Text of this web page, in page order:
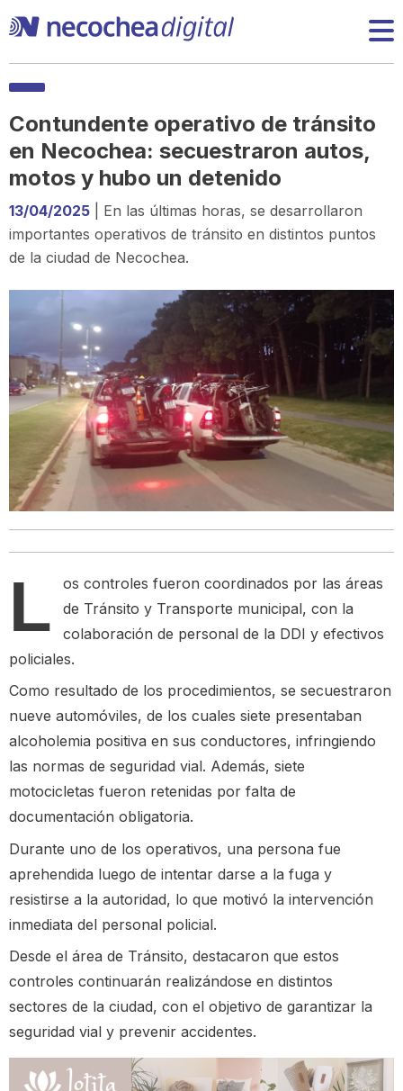
Contundente operativo de tránsito
en Necochea: secuestraron autos,
motos y hubo un detenido
13/04/2025 | En las últimas horas, se desarrollaron
importantes operativos de tránsito en distintos puntos
de la ciudad de Necochea.
L
os controles fueron coordinados por las áreas
de Tránsito y Transporte municipal, con la
colaboración de personal de la DDI y efectivos
policiales.
Como resultado de los procedimientos, se secuestraron
nueve automóviles, de los cuales siete presentaban
alcoholemia positiva en sus conductores, infringiendo
las normas de seguridad vial. Además, siete
motocicletas fueron retenidas por falta de
documentación obligatoria.
Durante uno de los operativos, una persona fue
aprehendida luego de intentar darse a la fuga y
resistirse a la autoridad, lo que motivó la intervención
inmediata del personal policial.
Desde el área de Tránsito, destacaron que estos
controles continuarán realizándose en distintos
sectores de la ciudad, con el objetivo de garantizar la
seguridad vial y prevenir accidentes.